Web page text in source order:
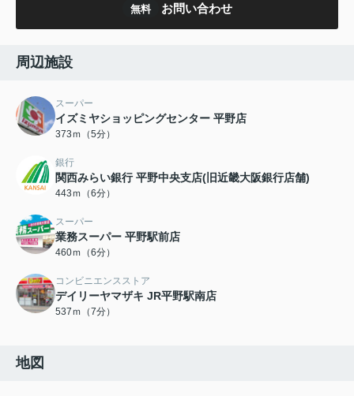
無料 お問い合わせ
周辺施設
スーパー
イズミヤショッピングセンター 平野店
373ｍ（5分）
銀行
関西みらい銀行 平野中央支店(旧近畿大阪銀行店舗)
443ｍ（6分）
スーパー
業務スーパー 平野駅前店
460ｍ（6分）
コンビニエンスストア
デイリーヤマザキ JR平野駅南店
537ｍ（7分）
地図